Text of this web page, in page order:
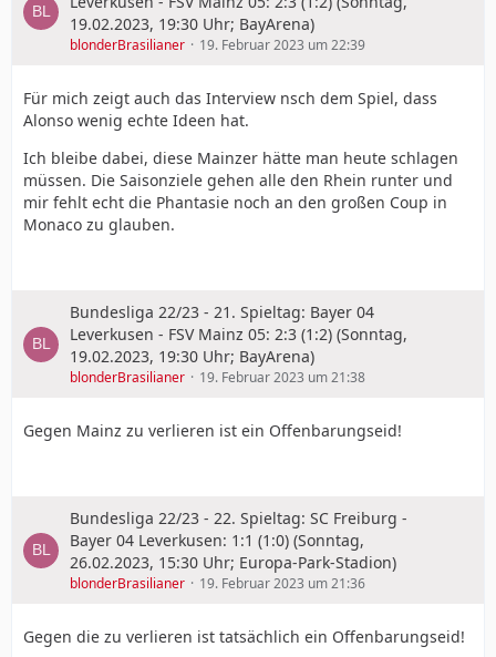
19.02.2023, 19:30 Uhr; BayArena)
blonderBrasilianer 19. Februar 2023 um 22:39
Für mich zeigt auch das Interview nsch dem Spiel, dass
Alonso wenig echte Ideen hat.
Ich bleibe dabei, diese Mainzer hätte man heute schlagen
müssen. Die Saisonziele gehen alle den Rhein runter und
mir fehlt echt die Phantasie noch an den großen Coup in
Monaco zu glauben.
Bundesliga 22/23 - 21. Spieltag: Bayer 04
Leverkusen - FSV Mainz 05: 2:3 (1:2) (Sonntag,
19.02.2023, 19:30 Uhr; BayArena)
blonderBrasilianer 19. Februar 2023 um 21:38
Gegen Mainz zu verlieren ist ein Offenbarungseid!
Bundesliga 22/23 - 22. Spieltag: SC Freiburg -
Bayer 04 Leverkusen: 1:1 (1:0) (Sonntag,
26.02.2023, 15:30 Uhr; Europa-Park-Stadion)
blonderBrasilianer 19. Februar 2023 um 21:36
Gegen die zu verlieren ist tatsächlich ein Offenbarungseid!